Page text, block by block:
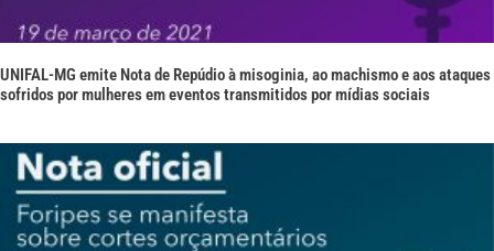
UNIFAL-MG emite Nota de Repúdio à misoginia, ao machismo e aos ataques
sofridos por mulheres em eventos transmitidos por mídias sociais